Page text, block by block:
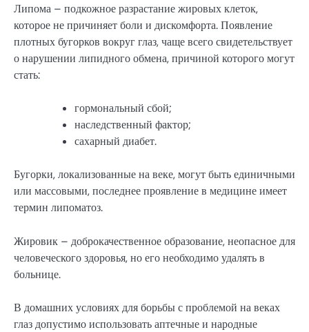
Липома – подкожное разрастание жировых клеток,
которое не причиняет боли и дискомфорта. Появление
плотных бугорков вокруг глаз, чаще всего свидетельствует
о нарушении липидного обмена, причиной которого могут
стать:
гормональный сбой;
наследственный фактор;
сахарный диабет.
Бугорки, локализованные на веке, могут быть единичными
или массовыми, последнее проявление в медицине имеет
термин липоматоз.
Жировик – доброкачественное образование, неопасное для
человеческого здоровья, но его необходимо удалять в
больнице.
В домашних условиях для борьбы с проблемой на веках
глаз допустимо использовать аптечные и народные